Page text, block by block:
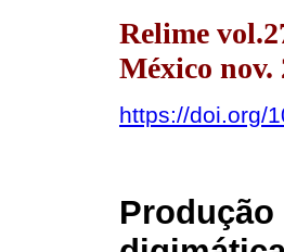
Relime
México
https://doi.org/